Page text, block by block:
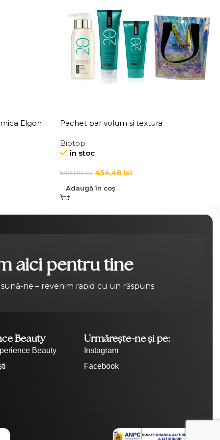
Elgon
Pachet par volum si textura
Biotop
în stoc
598,00lei 454,48 lei
Adaugă în coș
aici pentru tine
ne – revenim rapid cu un răspuns.
Beauty
Beauty
Urmărește-ne și pe:
Instagram
Facebook